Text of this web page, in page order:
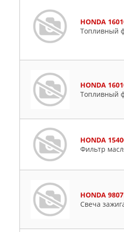
HONDA
Топливный
HONDA
Топливный
HONDA
Фильтр
HONDA
Свеча